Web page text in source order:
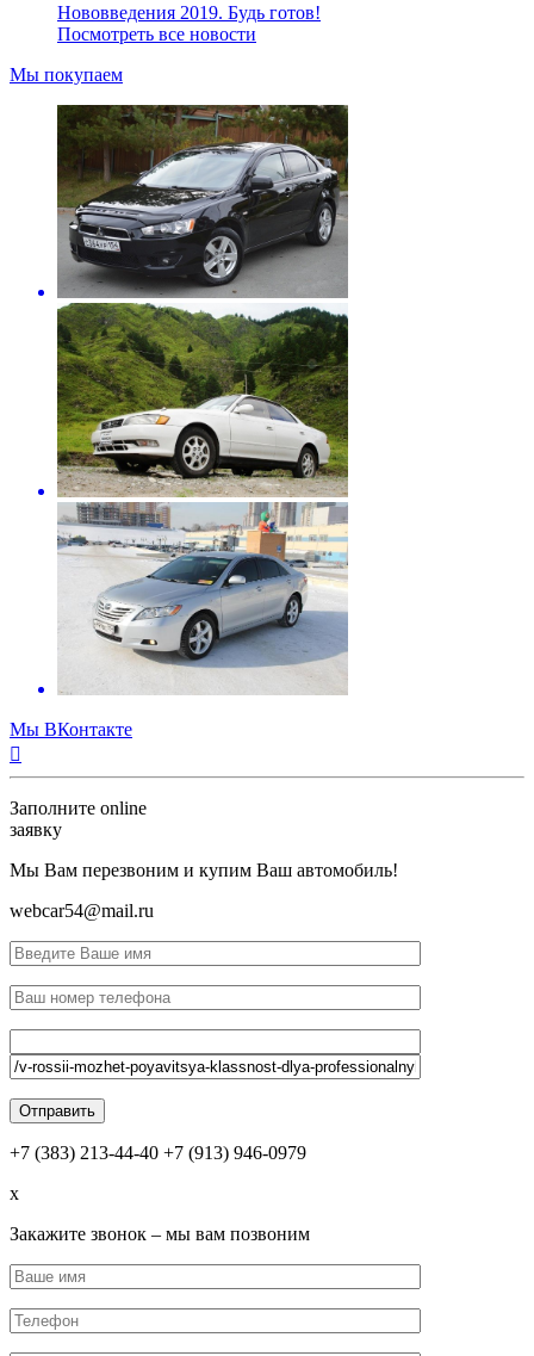
Нововведения 2019. Будь готов!
Посмотреть все новости
Мы покупаем
Мы ВКонтакте
Заполните online
заявку
Мы Вам перезвоним и купим Ваш автомобиль!
webcar54@mail.ru
+7 (383) 213-44-40 +7 (913) 946-0979
x
Закажите звонок – мы вам позвоним